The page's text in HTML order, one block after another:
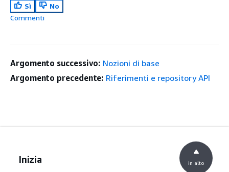
Sì
No
Commenti
Argomento successivo: Nozioni di base
Argomento precedente: Riferimenti e repository API
Inizia in alto